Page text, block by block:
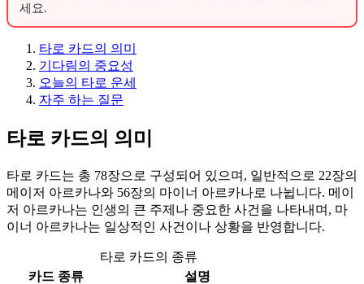
세요.
타로 카드의 의미
기다림의 중요성
오늘의 타로 운세
자주 하는 질문
타로 카드의 의미
타로 카드는 총 78장으로 구성되어 있으며, 일반적으로 22장의
메이저 아르카나와 56장의 마이너 아르카나로 나뉩니다. 메이
저 아르카나는 인생의 큰 주제나 중요한 사건을 나타내며, 마
이너 아르카나는 일상적인 사건이나 상황을 반영합니다.
타로 카드의 종류
카드 종류
설명